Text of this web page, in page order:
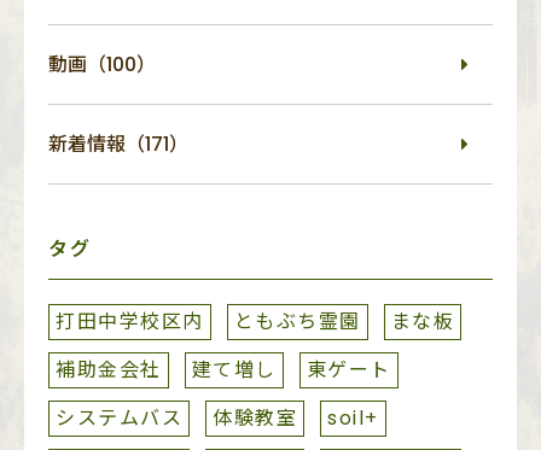
動画（100）
新着情報（171）
タグ
打田中学校区内 ともぶち霊園
まな板
補助金会社
建て増し
東ゲート
システムバス
体験教室
soil+